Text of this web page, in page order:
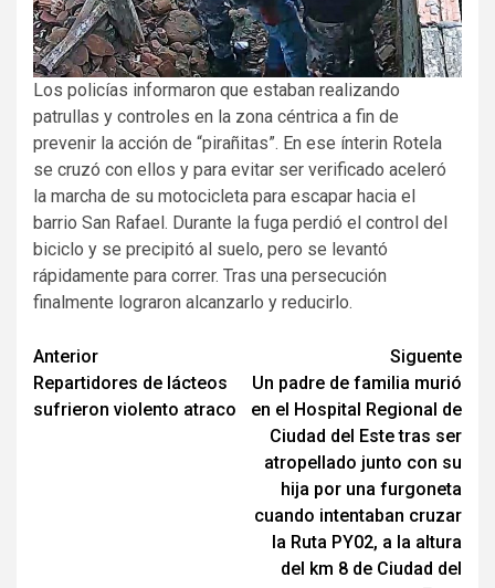
Los policías informaron que estaban realizando
patrullas y controles en la zona céntrica a fin de
prevenir la acción de “pirañitas”. En ese ínterin Rotela
se cruzó con ellos y para evitar ser verificado aceleró
la marcha de su motocicleta para escapar hacia el
barrio San Rafael. Durante la fuga perdió el control del
biciclo y se precipitó al suelo, pero se levantó
rápidamente para correr. Tras una persecución
finalmente lograron alcanzarlo y reducirlo.
Navegación
de
Anterior
Repartidores de lácteos
sufrieron violento atraco
Siguente
Un padre de familia murió
en el Hospital Regional de
Ciudad del Este tras ser
atropellado junto con su
hija por una furgoneta
cuando intentaban cruzar
la Ruta PY02, a la altura
del km 8 de Ciudad del